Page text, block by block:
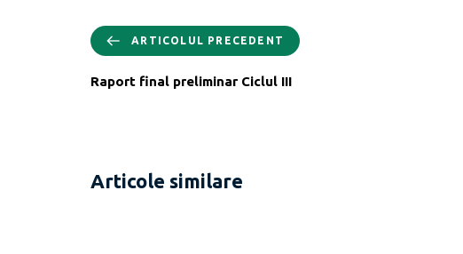
ARTICOLUL PRECEDENT
Raport final preliminar Ciclul III
Articole similare